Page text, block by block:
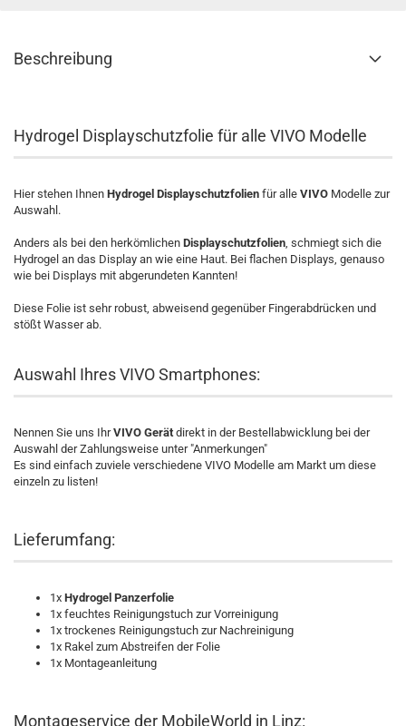
Beschreibung
Hydrogel Displayschutzfolie für alle VIVO Modelle
Hier stehen Ihnen Hydrogel Displayschutzfolien für alle VIVO Modelle zur
Auswahl.
Anders als bei den herkömlichen Displayschutzfolien, schmiegt sich die
Hydrogel an das Display an wie eine Haut. Bei flachen Displays, genauso
wie bei Displays mit abgerundeten Kannten!
Diese Folie ist sehr robust, abweisend gegenüber Fingerabdrücken und
stößt Wasser ab.
Auswahl Ihres VIVO Smartphones:
Nennen Sie uns IhrVIVO Gerätdirekt in der Bestellabwicklung bei der
Auswahl der Zahlungsweise unter "Anmerkungen"
Es sind einfach zuviele verschiedene VIVO Modelle am Markt um diese
einzeln zu listen!
Lieferumfang:
1x Hydrogel Panzerfolie
1x feuchtes Reinigungstuch zur Vorreinigung
1x trockenes Reinigungstuch zur Nachreinigung
1x Rakel zum Abstreifen der Folie
1x Montageanleitung
Montageservice der MobileWorld in Linz: